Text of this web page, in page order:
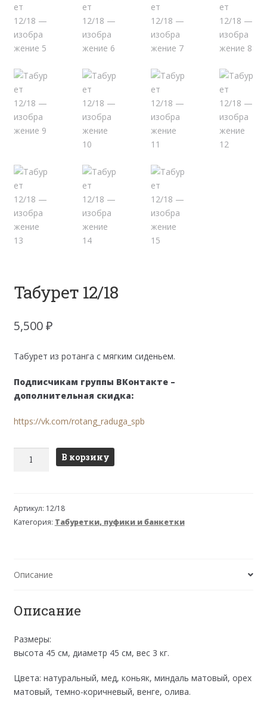
Табурет 12/18
5,500₽
Табурет из ротанга с мягким сиденьем.
Подписчикам группы ВКонтакте –
дополнительная скидка:
https://vk.com/rotang_raduga_spb
Количество В корзину
Артикул: 12/18
Категория: Табуретки, пуфики и банкетки
Описание
Описание
Размеры:
высота 45 см, диаметр 45 см, вес 3 кг.
Цвета: натуральный, мед, коньяк, миндаль матовый, орех
матовый, темно-коричневый, венге, олива.